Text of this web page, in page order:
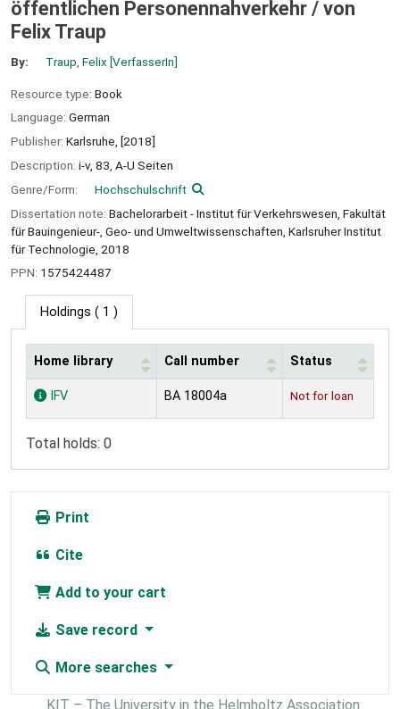
öffentlichen Personennahverkehr / von
Felix Traup
By: Traup, Felix[VerfasserIn]
Resource type: Book
Language: German
Publisher: Karlsruhe, [2018]
Description: i-v, 83, A-U Seiten
Genre/Form:
Hochschulschrift
Dissertation note: Bachelorarbeit - Institut für Verkehrswesen, Fakultät
für Bauingenieur-, Geo- und Umweltwissenschaften, Karlsruher Institut
für Technologie, 2018
PPN: 1575424487
Holdings ( 1 )
Holdings
Home library Call number Status
IFV BA 18004a Not for loan
Total holds: 0
Print
Cite
Add to your cart
Save record
More searches
KIT – The University in the Helmholtz Association